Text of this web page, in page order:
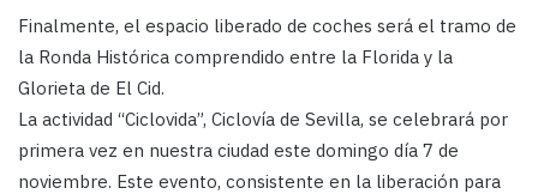
Finalmente, el espacio liberado de coches será el tramo de
la Ronda Histórica comprendido entre la Florida y la
Glorieta de El Cid.
La actividad “Ciclovida”, Ciclovía de Sevilla, se celebrará por
primera vez en nuestra ciudad este domingo día 7 de
noviembre. Este evento, consistente en la liberación para